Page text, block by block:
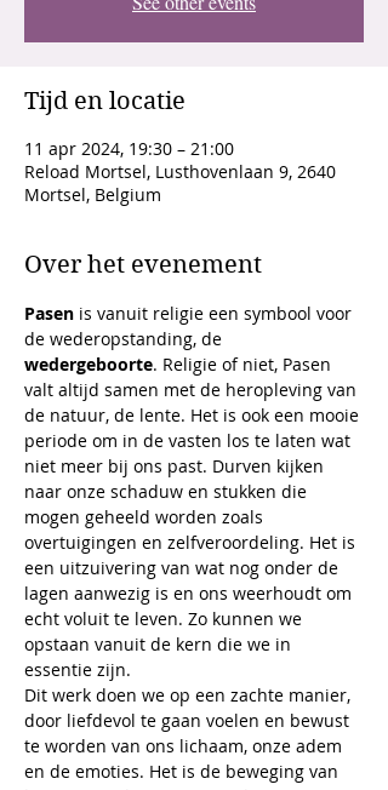
Tijd en locatie
11 apr 2024, 19:30 – 21:00
Reload Mortsel, Lusthovenlaan 9, 2640
Mortsel, Belgium
Over het evenement
Pasen is vanuit religie een symbool voor
de wederopstanding, de
wedergeboorte. Religie of niet, Pasen
valt altijd samen met de heropleving van
de natuur, de lente. Het is ook een mooie
periode om in de vasten los te laten wat
niet meer bij ons past. Durven kijken
naar onze schaduw en stukken die
mogen geheeld worden zoals
overtuigingen en zelfveroordeling. Het is
een uitzuivering van wat nog onder de
lagen aanwezig is en ons weerhoudt om
echt voluit te leven. Zo kunnen we
opstaan vanuit de kern die we in
essentie zijn.
Dit werk doen we op een zachte manier,
door liefdevol te gaan voelen en bewust
te worden van ons lichaam, onze adem
en de emoties. Het is de beweging van